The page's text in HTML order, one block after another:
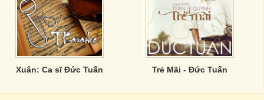
Xuân: Ca sĩ Đức Tuấn Trẻ Mãi - Đức Tuấn